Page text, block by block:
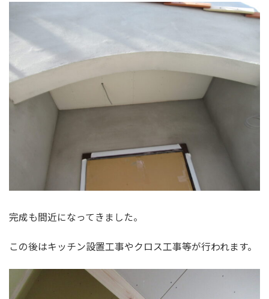
完成も間近になってきました。
この後はキッチン設置工事やクロス工事等が行われます。